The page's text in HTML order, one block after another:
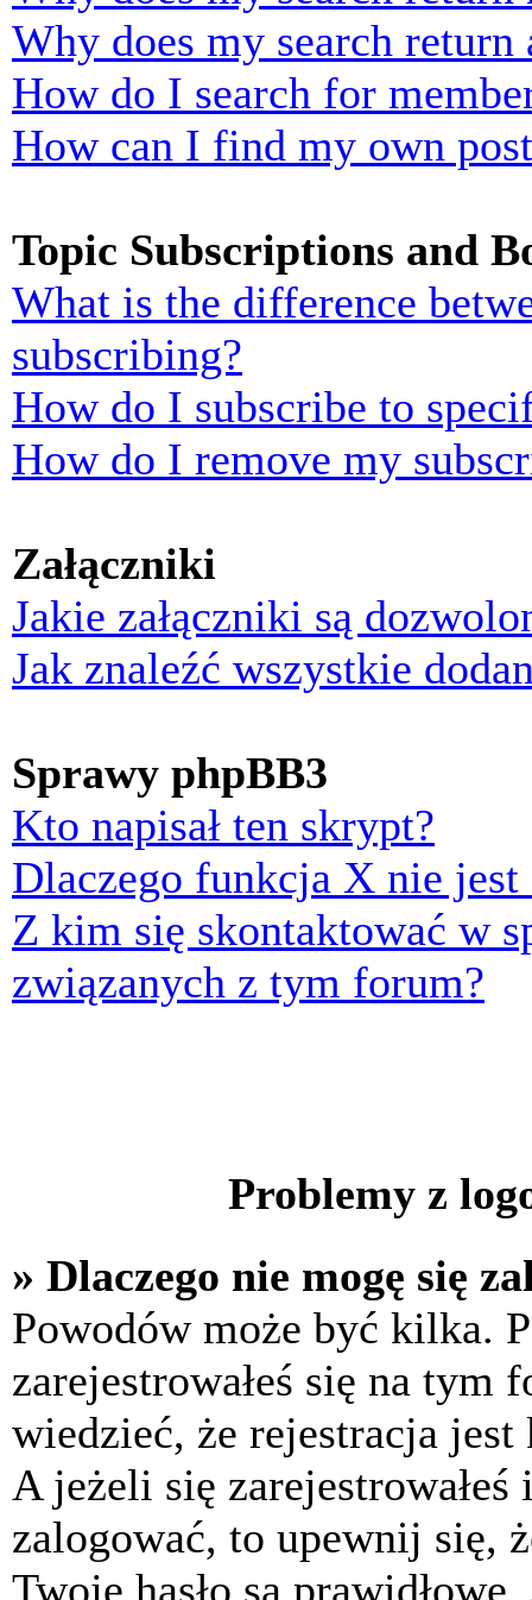
Why does my search return
How do I search for
How can I find my own
Topic Subscriptions and
What is the difference
subscribing?
How do I subscribe to
How do I remove my
Załączniki
Jakie załączniki są
Jak znaleźć wszystkie
Sprawy phpBB3
Kto napisał ten skrypt?
Dlaczego funkcja X nie jest
Z kim się skontaktować w
związanych z tym forum?
Problemy z
» Dlaczego nie mogę się
Powodów może być kilka.
zarejestrowałeś się na tym
wiedzieć, że rejestracja
A jeżeli się
zalogować, to upewnij się,
Twoje hasło są